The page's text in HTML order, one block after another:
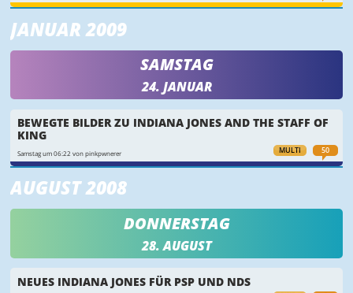
JANUAR 2009
SAMSTAG
24. JANUAR
MULTI 50
BEWEGTE BILDER ZU INDIANA JONES AND THE STAFF OF
KING
Samstag um 06:22 von pinkpwnerer
AUGUST 2008
DONNERSTAG
28. AUGUST
NEUES INDIANA JONES FÜR PSP UND NDS